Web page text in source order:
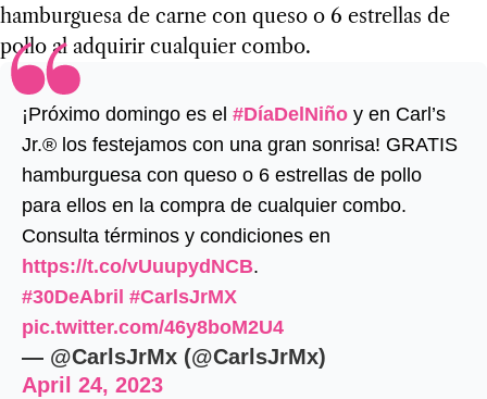
hamburguesa de carne con queso o 6 estrellas de
pollo al adquirir cualquier combo.
¡Próximo domingo es el #DíaDelNiño y en Carl’s
Jr.® los festejamos con una gran sonrisa! GRATIS
hamburguesa con queso o 6 estrellas de pollo
para ellos en la compra de cualquier combo.
Consulta términos y condiciones en
https://t.co/vUuupydNCB.
#30DeAbril #CarlsJrMX
pic.twitter.com/46y8boM2U4
— @CarlsJrMx (@CarlsJrMx)
April 24, 2023